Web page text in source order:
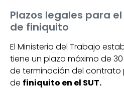
Plazos legales para
de finiquito
El Ministerio del Trabajo
tiene un plazo máximo de
de terminación del contrato
de finiquito en el SUT.